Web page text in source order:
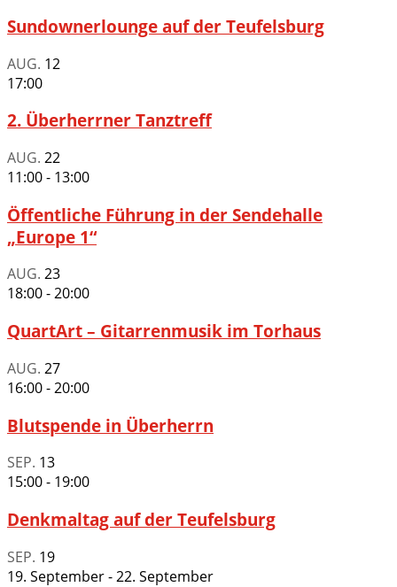
Sundownerlounge auf der Teufelsburg
AUG. 12
17:00
2. Überherrner Tanztreff
AUG. 22
11:00- 13:00
Öffentliche Führung in der Sendehalle
„Europe 1“
AUG. 23
18:00-20:00
QuartArt – Gitarrenmusik im Torhaus
AUG. 27
16:00-20:00
Blutspende in Überherrn
SEP. 13
15:00- 19:00
Denkmaltag auf der Teufelsburg
SEP. 19
19. September-22. September